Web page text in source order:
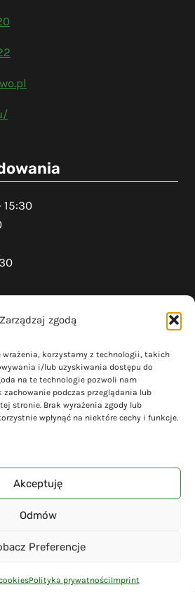
Zarządzaj zgodą
wrażenia, korzystamy z technologii, takich
i/lub uzyskiwania dostępu do
na te technologie pozwoli nam
podczas przeglądania lub
stronie. Brak wyrażenia zgody lub
wpłynąć na niektóre cechy i funkcje.
Akceptuję
Odmów
Preferencje
Polityka prywatnościImprint
15:30
(EU)